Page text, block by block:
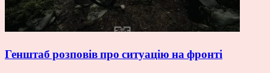
Генштаб розповів про ситуацію на фронті